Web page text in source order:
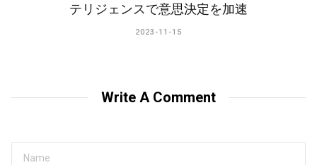
テリジェンスで意思決定を加速
2023-11-15
Write A Comment